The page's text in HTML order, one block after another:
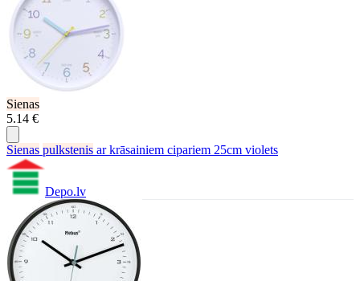
Sienas
5.14 €
Sienas pulkstenis ar krāsainiem cipariem 25cm violets
Depo.lv